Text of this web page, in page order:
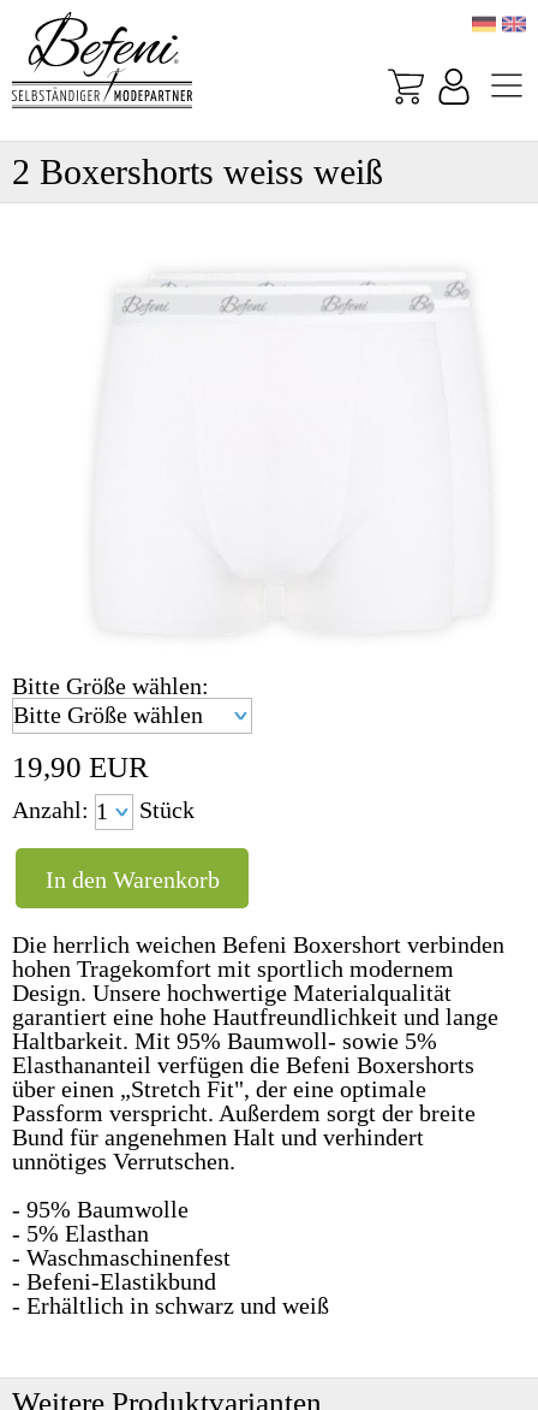
2 Boxershorts weiss weiß
Bitte Größe wählen:
19,90 EUR
Anzahl: Stück
Die herrlich weichen Befeni Boxershort verbinden
hohen Tragekomfort mit sportlich modernem
Design. Unsere hochwertige Materialqualität
garantiert eine hohe Hautfreundlichkeit und lange
Haltbarkeit. Mit 95% Baumwoll- sowie 5%
Elasthananteil verfügen die Befeni Boxershorts
über einen „Stretch Fit", der eine optimale
Passform verspricht. Außerdem sorgt der breite
Bund für angenehmen Halt und verhindert
unnötiges Verrutschen.
- 95% Baumwolle
- 5% Elasthan
- Waschmaschinenfest
- Befeni-Elastikbund
- Erhältlich in schwarz und weiß
Weitere Produktvarianten